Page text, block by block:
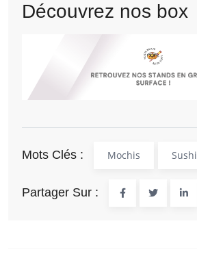
Découvrez nos box
Mots Clés : Mochis Sushi
Partager Sur :